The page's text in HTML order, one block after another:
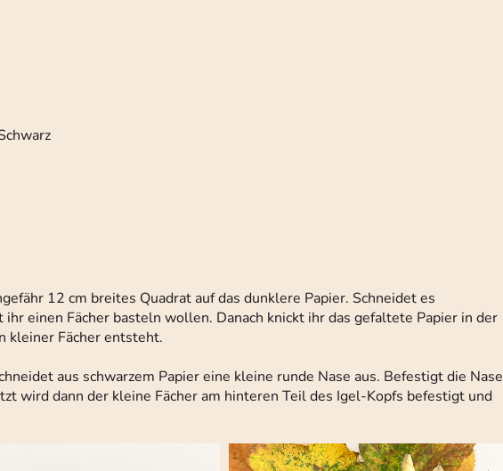
12 cm breites Quadrat auf das dunklere Papier. Schneidet es
einen Fächer basteln wollen. Danach knickt ihr das gefaltete Papier in der
kleiner Fächer entsteht.
aus schwarzem Papier eine kleine runde Nase aus. Befestigt die Nase
wird dann der kleine Fächer am hinteren Teil des Igel-Kopfs befestigt und